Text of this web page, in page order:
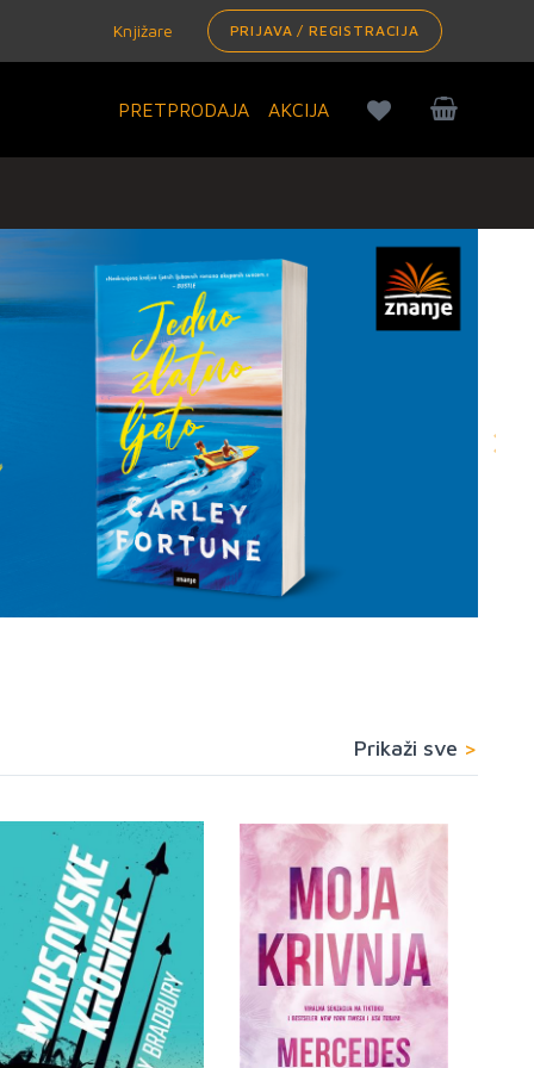
Knjižare PRIJAVA / REGISTRACIJA
PRETPRODAJA AKCIJA
Prikaži sve >